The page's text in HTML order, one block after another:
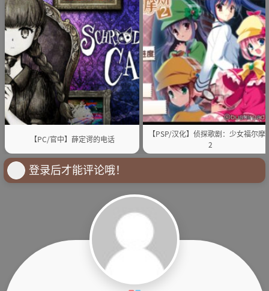
【PC/官中】薛定谔的电话
【PSP/汉化】侦探歌剧：少女福尔摩
2
登录后才能评论哦！